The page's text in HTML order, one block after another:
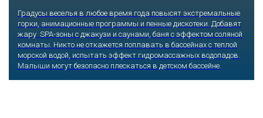
Градусы веселья в любое время года повысят экстремальные
горки, анимационные программы и пенные дискотеки. Добавят
жару SPA-зоны с джакузи и саунами, баня с эффектом соляной
комнаты. Никто не откажется поплавать в бассейнах с теплой
морской водой, испытать эффект гидромассажных водопадов.
Малыши могут безопасно плескаться в детском бассейне.